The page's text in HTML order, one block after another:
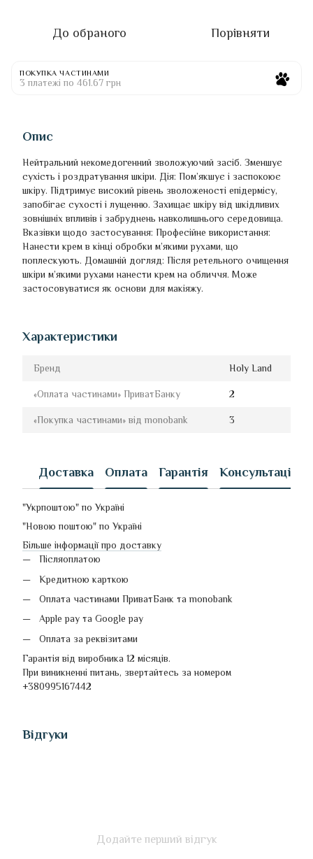
До обраного Порівняти
ПОКУПКА ЧАСТИНАМИ
3 платежі по 461.67 грн
Опис
Нейтральний некомедогенний зволожуючий засіб. Зменшує
сухість і роздратування шкіри. Дія: Пом’якшує і заспокоює
шкіру. Підтримує високий рівень зволоженості епідермісу,
запобігає сухості і лущенню. Захищає шкіру від шкідливих
зовнішніх впливів і забруднень навколишнього середовища.
Вказівки щодо застосування: Професійне використання:
Нанести крем в кінці обробки м’якими рухами, що
поплескують. Домашній догляд: Після ретельного очищення
шкіри м’якими рухами нанести крем на обличчя. Може
застосовуватися як основи для макіяжу.
Характеристики
Бренд Holy Land
«Оплата частинами» ПриватБанку 2
«Покупка частинами» від monobank 3
Доставка Оплата Гарантія Консультація
"Укрпоштою" по Україні
"Новою поштою" по Україні
Більше інформації про доставку
Післяоплатою
Кредитною карткою
Оплата частинами ПриватБанк та monobank
Apple pay та Google pay
Оплата за реквізитами
Гарантія від виробника 12 місяців.
При виникненні питань, звертайтесь за номером
+380995167442
Відгуки
Додайте перший відгук